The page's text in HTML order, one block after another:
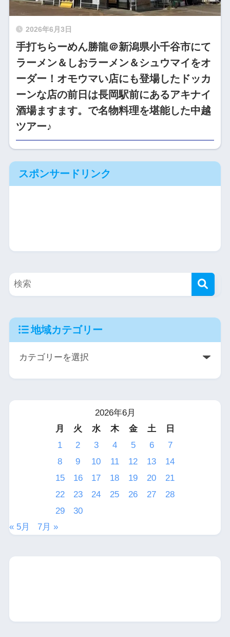
2026年6月3日
手打ちらーめん勝龍＠新潟県小千谷市にて
ラーメン＆しおラーメン＆シュウマイをオ
ーダー！オモウマい店にも登場したドッカ
ーンな店の前日は長岡駅前にあるアキナイ
酒場ますます。で名物料理を堪能した中越
ツアー♪
スポンサードリンク
地域カテゴリー
2026年6月
月
火 水 木 金 土
日
1
2 3 4 5 6
7
8
9 10 11 12 13
14
15
16 17 18 19 20
21
22
23 24 25 26 27
28
29
30
« 5月
7月 »